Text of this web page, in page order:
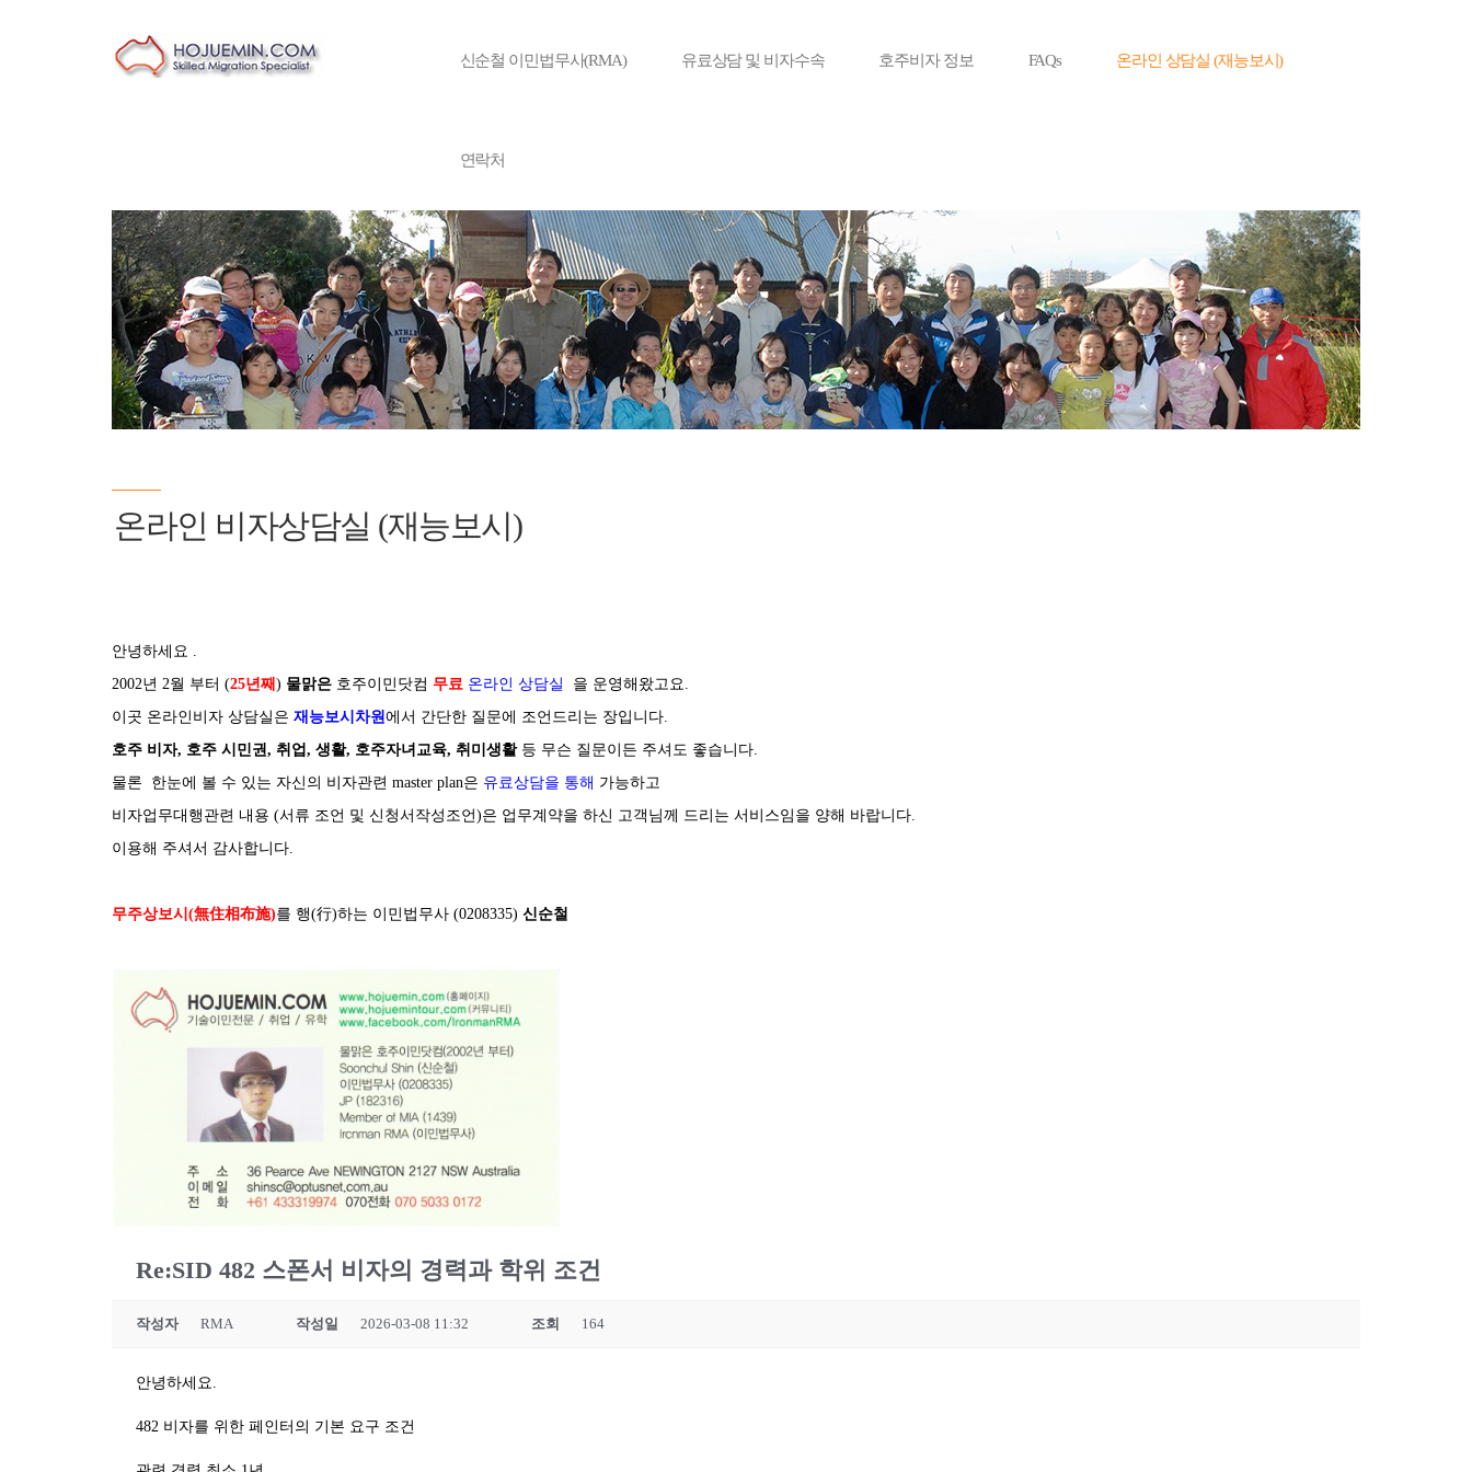
신순철 이민법무사(RMA) 유료상담 및 비자수속 호주비자 정보 FAQs 온라인 상담실 (재능보시)
연락처
온라인 비자상담실 (재능보시)
안녕하세요 .
2002년 2월 부터 (25년째 ) 물맑은 호주이민닷컴 무료 온라인 상담실
을 운영해왔고요.
이곳 온라인비자 상담실은 재능보시차원에서 간단한 질문에 조언드리는 장입니다.
호주 비자, 호주 시민권, 취업, 생활, 호주자녀교육, 취미생활등 무슨 질문이든 주셔도 좋습니다.
물론 한눈에 볼 수 있는 자신의 비자관련 master plan은 유료상담을 통해 가능하고
비자업무대행관련 내용 (서류 조언 및 신청서작성조언)은 업무계약을 하신 고객님께 드리는 서비스임을 양해 바랍니다.
이용해 주셔서 감사합니다.
무주상보시(無住相布施)를 행(行)하는 이민법무사 (0208335) 신순철
Re:SID 482 스폰서 비자의 경력과 학위 조건
작성자 RMA 작성일 2026-03-08 11:32 조회 164
안녕하세요.
482 비자를 위한 페인터의 기본 요구 조건